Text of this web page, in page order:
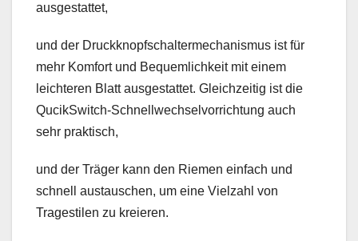
ausgestattet,
und der Druckknopfschaltermechanismus ist für
mehr Komfort und Bequemlichkeit mit einem
leichteren Blatt ausgestattet. Gleichzeitig ist die
QucikSwitch-Schnellwechselvorrichtung auch
sehr praktisch,
und der Träger kann den Riemen einfach und
schnell austauschen, um eine Vielzahl von
Tragestilen zu kreieren.